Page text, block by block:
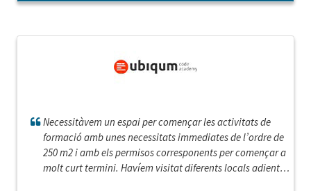
Necessitàvem un espai per començar les activitats de
formació amb unes necessitats immediates de l’ordre de
250 m2 i amb els permisos corresponents per començar a
molt curt termini. Havíem visitat diferents locals adients,